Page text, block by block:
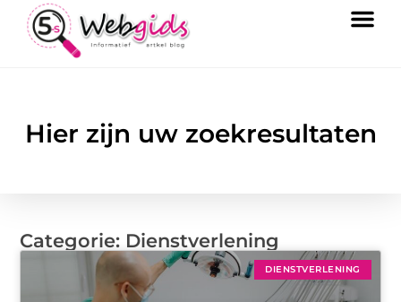
Hier zijn uw zoekresultaten
Categorie: Dienstverlening
DIENSTVERLENING